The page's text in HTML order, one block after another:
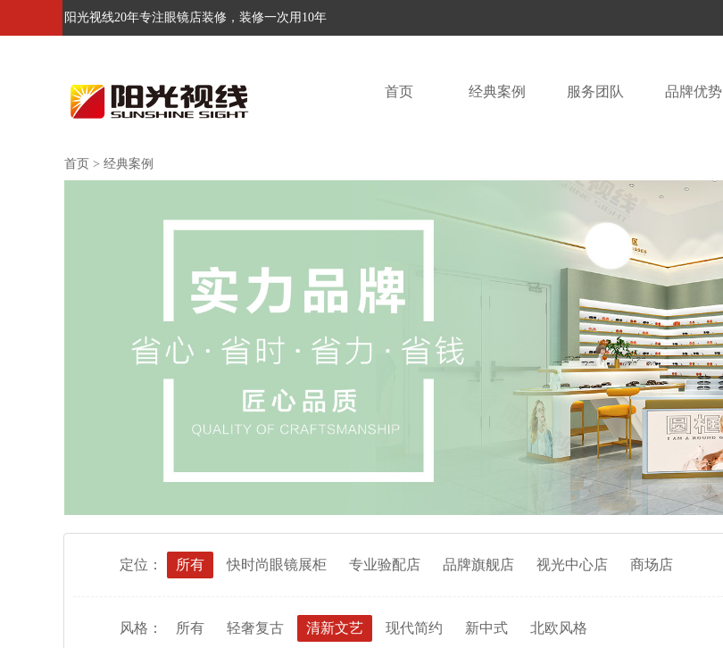
阳光视线20年专注眼镜店装修，装修一次用10年
首页 经典案例 服务团队 品牌优势
首页 > 经典案例
定位： 所有 快时尚眼镜展柜 专业验配店 品牌旗舰店 视光中心店 商场店
风格： 所有 轻奢复古 清新文艺 现代简约 新中式 北欧风格